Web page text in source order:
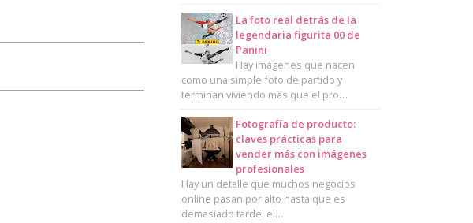
La foto real detrás de la
legendaria figurita 00 de
Panini
Hay imágenes que nacen
como una simple foto de partido y
terminan viviendo más que el pro…
Fotografía de producto:
claves prácticas para
vender más con imágenes
profesionales
Hay un detalle que muchos negocios
online pasan por alto hasta que es
demasiado tarde: el…